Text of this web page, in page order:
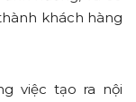
khách hàng
việc tạo ra nội